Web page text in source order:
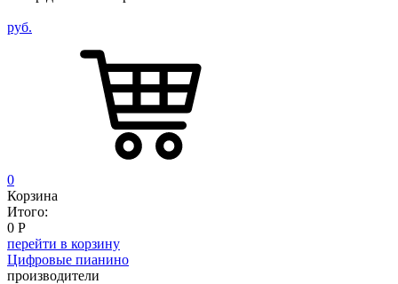
руб.
0
Корзина
Итого:
0 Р
перейти в корзину
Цифровые пианино
производители